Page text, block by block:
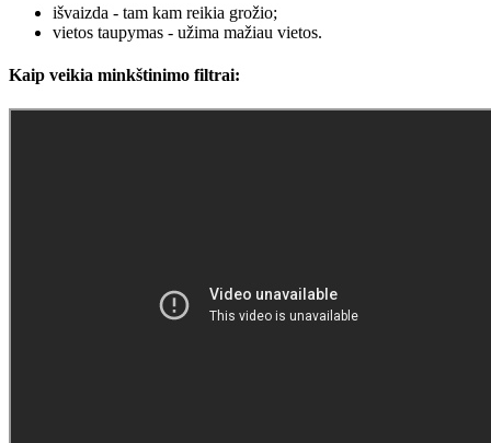
išvaizda - tam kam reikia grožio;
vietos taupymas - užima mažiau vietos.
Kaip veikia minkštinimo filtrai: